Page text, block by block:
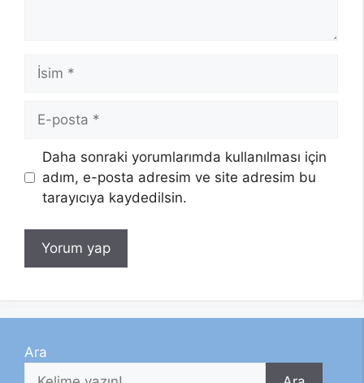
İsim
posta
Daha sonraki yorumlarımda kullanılması için
adım, e-posta adresim ve site adresim bu
tarayıcıya kaydedilsin.
Ara